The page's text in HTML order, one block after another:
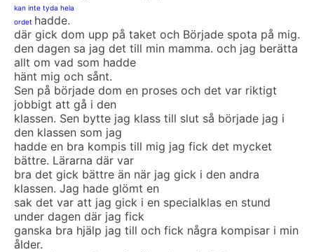
kan inte tyda hela
ordet hadde.
där gick dom upp på taket och Började spota på mig.
den dagen sa jag det till min mamma. och jag berätta
allt om vad som hadde
hänt mig och sånt.
Sen på började dom en proses och det var riktigt
jobbigt att gå i den
klassen. Sen bytte jag klass till slut så började jag i
den klassen som jag
hadde en bra kompis till mig jag fick det mycket
bättre. Lärarna där var
bra det gick bättre än när jag gick i den andra
klassen. Jag hade glömt en
sak det var att jag gick i en specialklas en stund
under dagen där jag fick
ganska bra hjälp jag till och fick några kompisar i min
ålder.